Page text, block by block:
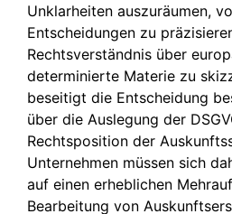
Unklarheiten auszuräumen,
Entscheidungen zu
Rechtsverständnis über
determinierte Materie zu
beseitigt die Entscheidung
über die Auslegung der
Rechtsposition der
Unternehmen müssen sich
auf einen erheblichen
Bearbeitung von